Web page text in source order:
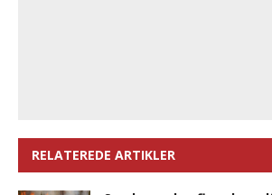
RELATEREDE ARTIKLER